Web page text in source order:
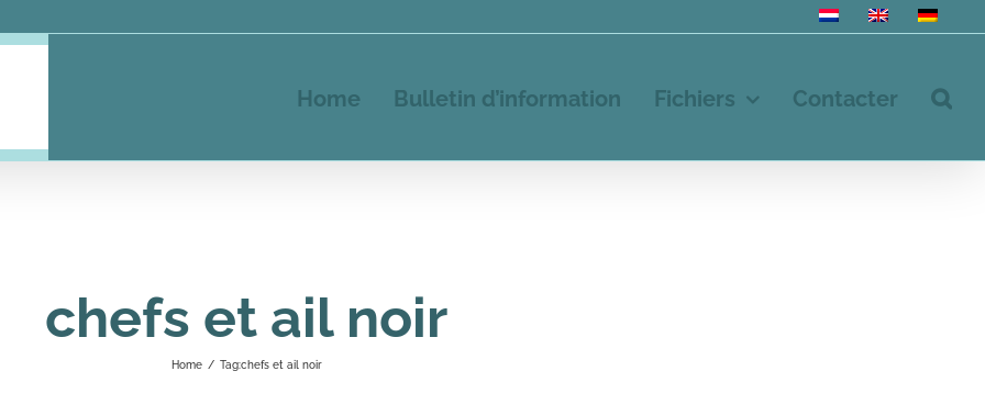
Home Bulletin d’information Fichiers Contacter
chefs et ail noir
Home / Tag:chefs et ail noir